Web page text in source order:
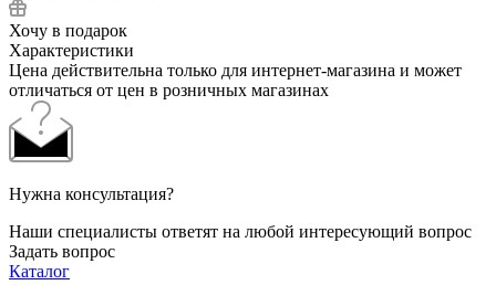
Хочу в подарок
Характеристики
Цена действительна только для интернет-магазина и может
отличаться от цен в розничных магазинах
Нужна консультация?
Наши специалисты ответят на любой интересующий вопрос
Задать вопрос
Каталог